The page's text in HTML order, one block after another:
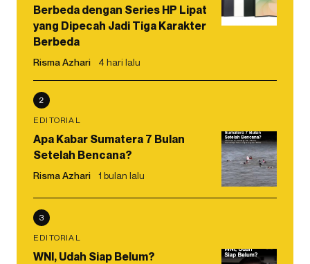
Berbeda dengan Series HP Lipat
yang Dipecah Jadi Tiga Karakter
Berbeda
Risma Azhari 4 hari lalu
2
EDITORIAL
Apa Kabar Sumatera 7 Bulan
Setelah Bencana?
Risma Azhari 1 bulan lalu
3
EDITORIAL
WNI, Udah Siap Belum?